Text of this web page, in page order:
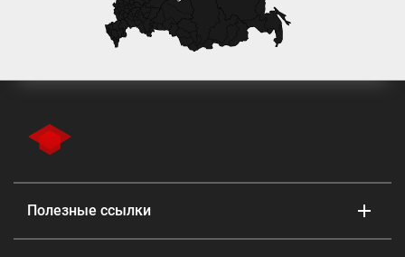
Полезные ссылки